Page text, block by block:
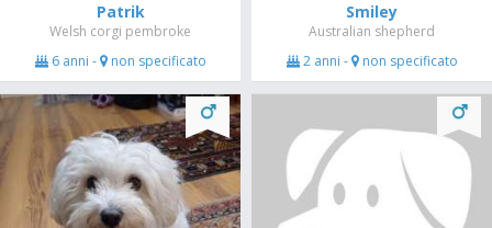
Patrik
Welsh corgi pembroke
6 anni - non specificato
Smiley
Australian shepherd
2 anni - non specificato